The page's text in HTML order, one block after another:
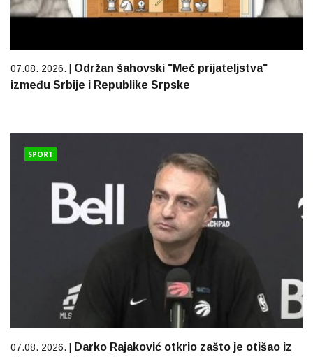
07.08. 2026. | Održan šahovski "Meč prijateljstva"
između Srbije i Republike Srpske
SPORT
07.08. 2026. |
Darko Rajaković otkrio zašto je otišao iz